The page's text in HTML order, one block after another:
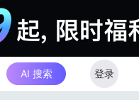
AI 搜索 登录